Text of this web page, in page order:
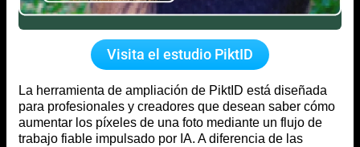
Visita el estudio PiktID
La herramienta de ampliación de PiktID está diseñada
para profesionales y creadores que desean saber cómo
aumentar los píxeles de una foto mediante un flujo de
trabajo fiable impulsado por IA. A diferencia de las